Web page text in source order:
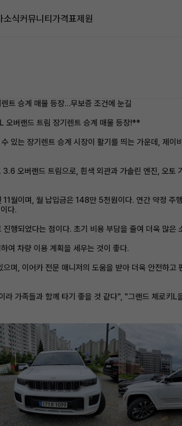
소식커뮤니티가격표제원
트 승계 매물 등장…무보증 조건에 눈길
버랜드 트림 장기렌트 승계 매물 등장!**
있는 장기렌트 승계 시장이 활기를 띄는 가운데, 제
오버랜드 트림으로, 흰색 외관과 가솔린 엔진, 오토
월이며, 월 납입금은 148만 5천원이다. 연간 약정
다.
행되었다는 점이다. 초기 비용 부담을 줄여 더욱 많은
여 차량 이용 계획을 세우는 것이 좋다.
며, 이어카 전문 매니저의 도움을 받아 더욱 안전하고
가족들과 함께 타기 좋을 것 같다", "그랜드 체로키